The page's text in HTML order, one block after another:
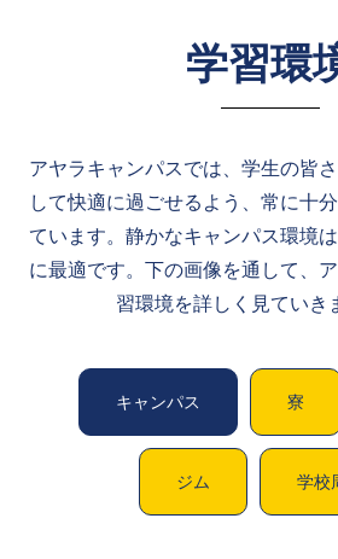
学習環
アヤラキャンパスでは、学生の皆
して快適に過ごせるよう、常に十
ています。静かなキャンパス環境
に最適です。下の画像を通して、
習環境を詳しく見ていき
キャンパス 寮
ジム 学校